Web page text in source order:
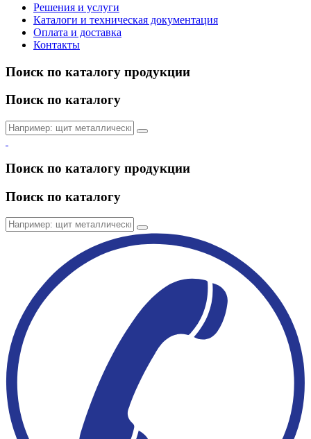
Решения и услуги
Каталоги и техническая документация
Оплата и доставка
Контакты
Поиск по каталогу продукции
Поиск по каталогу
Поиск по каталогу продукции
Поиск по каталогу